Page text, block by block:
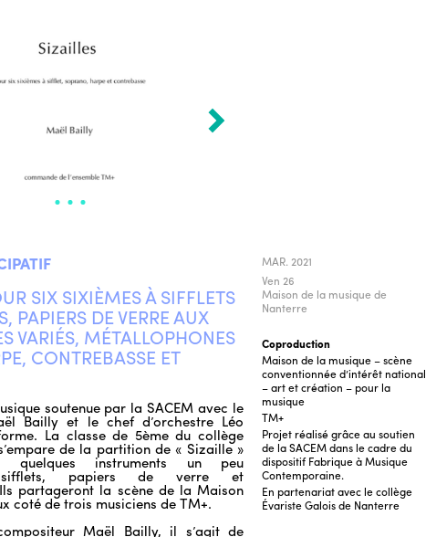
SIX SIXIÈMES À SIFFLETS
PAPIERS DE VERRE AUX
VARIÉS, MÉTALLOPHONES
CONTREBASSE ET
soutenue par la SACEM avec le
Bailly et le chef d’orchestre Léo
La classe de 5ème du collège
de la partition de « Sizaille »
quelques instruments un peu
sifflets, papiers de verre et
partageront la scène de la Maison
coté de trois musiciens de TM+.
Maël Bailly, il s’agit de
MAR. 2021
Ven 26
Maison de la musique de
Nanterre
Coproduction
Maison de la musique – scène
conventionnée d’intérêt national
– art et création – pour la
musique
TM+
Projet réalisé grâce au soutien
de la SACEM dans le cadre du
dispositif Fabrique à Musique
Contemporaine.
En partenariat avec le collège
Évariste Galois de Nanterre